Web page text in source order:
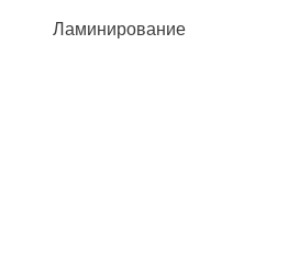
Ламинирование